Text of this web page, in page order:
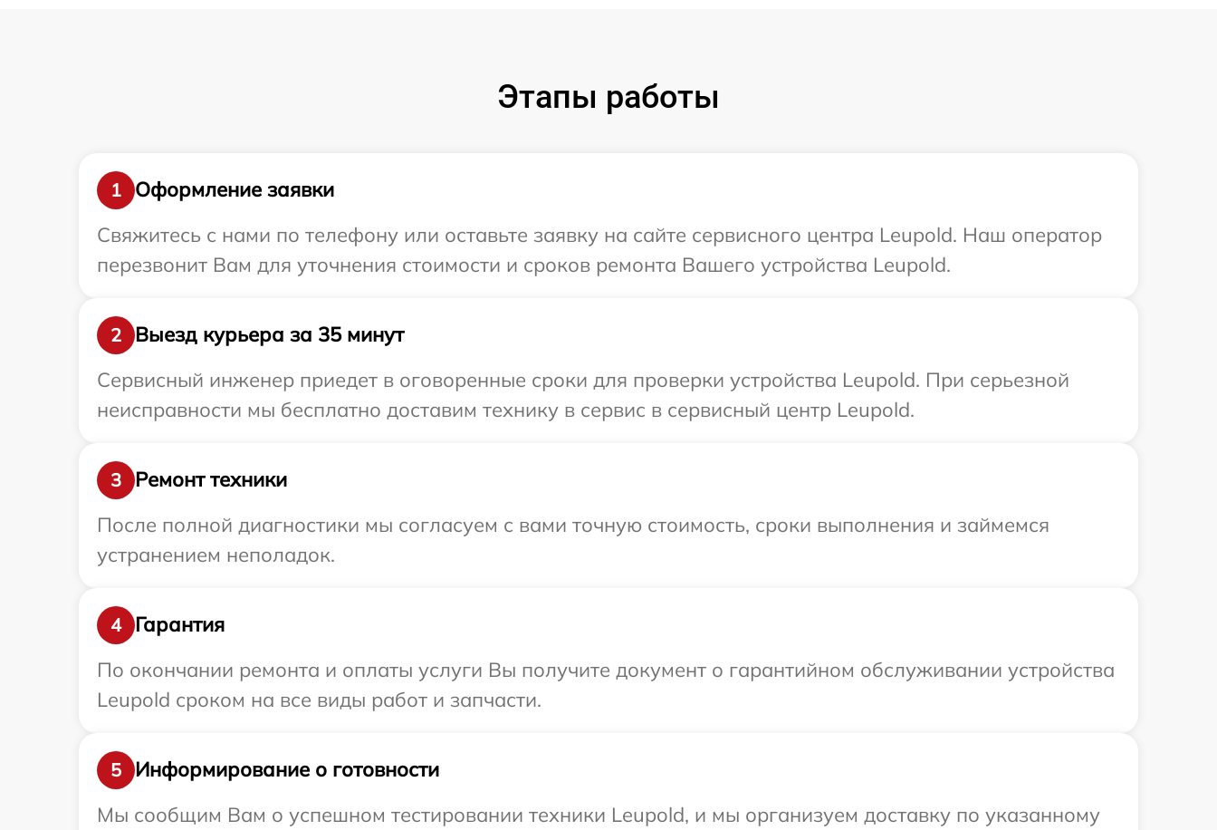
Этапы работы
1
Оформление заявки
Свяжитесь с нами по телефону или оставьте заявку на сайте сервисного центра Leupold. Наш оператор
перезвонит Вам для уточнения стоимости и сроков ремонта Вашего устройства Leupold.
2
Выезд курьера за 35 минут
Сервисный инженер приедет в оговоренные сроки для проверки устройства Leupold. При серьезной
неисправности мы бесплатно доставим технику в сервис в сервисный центр Leupold.
3
Ремонт техники
После полной диагностики мы согласуем с вами точную стоимость, сроки выполнения и займемся
устранением неполадок.
4
Гарантия
По окончании ремонта и оплаты услуги Вы получите документ о гарантийном обслуживании устройства
Leupold сроком на все виды работ и запчасти.
5
Информирование о готовности
Мы сообщим Вам о успешном тестировании техники Leupold, и мы организуем доставку по указанному